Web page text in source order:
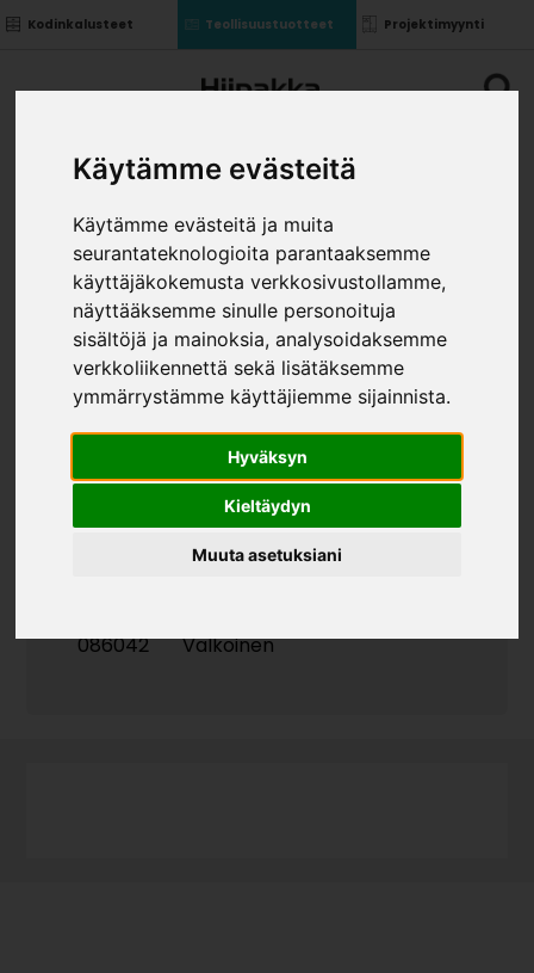
Käytämme evästeitä
Käytämme evästeitä ja muita
seurantateknologioita parantaaksemme
käyttäjäkokemusta verkkosivustollamme,
näyttääksemme sinulle personoituja
sisältöjä ja mainoksia, analysoidaksemme
verkkoliikennettä sekä lisätäksemme
ymmärrystämme käyttäjiemme sijainnista.
Hyväksyn
Kieltäydyn
Muuta asetuksiani
Kodinkalusteet Teollisuustuotteet Projektimyynti
SISÄYLÄKULMAKAAPPI
KANNET+ HYLLYT
Teollisuustuotteet»Kalusterungot ja ovet»
Yläkaapit » Sisäyläkulmakaappi kannet+ hyllyt
VÄRI
086042
Valkoinen